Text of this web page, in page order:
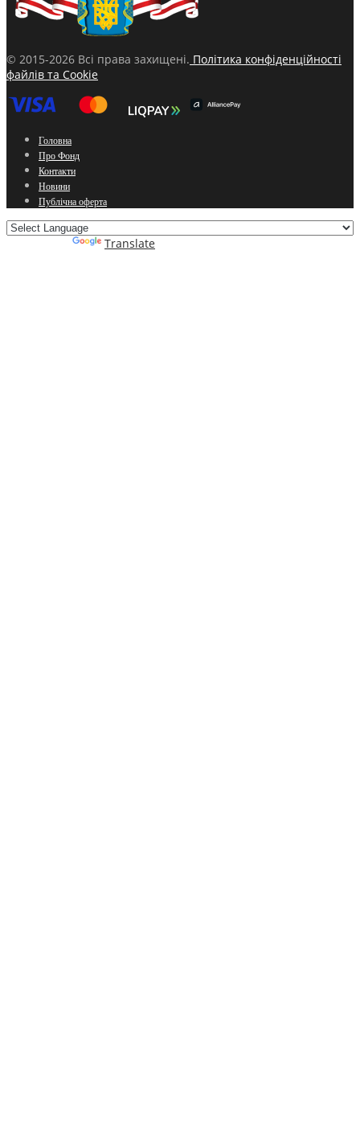
© 2015-2026 Всі права захищені. Політика конфіденційності
файлів та Cookie
Головна
Про Фонд
Контакти
Новини
Публічна оферта
Translate